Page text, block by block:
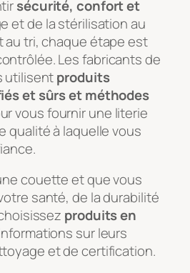
sécurité, confort et
et de la stérilisation au
tri, chaque étape est
Les fabricants de
utilisentproduits
et sûrs et méthodes
vous fournir une literie
qualité à laquelle vous
couette et que vous
santé, de la durabilité
produits en
sur leurs
et de certification.